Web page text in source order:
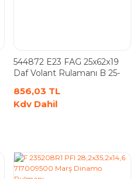
544872 E23 FAG 25x62x19
Daf Volant Rulamanı B 25-
856,03 TL
Kdv Dahil